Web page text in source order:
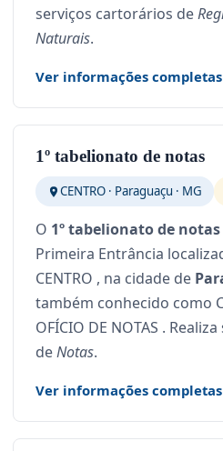
serviços cartorários de
Naturais.
Ver informações completas
1º tabelionato de notas
CENTRO · Paraguaçu · MG
O 1º tabelionato de notas
Primeira Entrância
CENTRO , na cidade de
também conhecido como
OFÍCIO DE NOTAS .
deNotas.
Ver informações completas